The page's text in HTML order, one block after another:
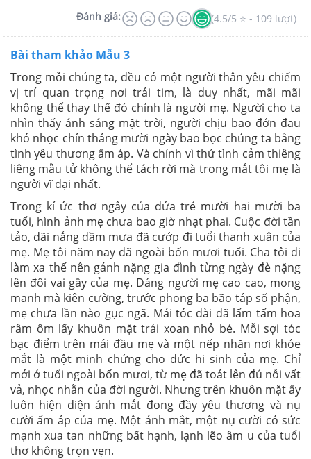
Đánh giá: (4.5/5 ⭐ - 109 lượt)
Bài tham khảo Mẫu 3
Trong mỗi chúng ta, đều có một người thân yêu chiếm
vị trí quan trọng nơi trái tim, là duy nhất, mãi mãi
không thể thay thế đó chính là người mẹ. Người cho ta
nhìn thấy ánh sáng mặt trời, người chịu bao đớn đau
khó nhọc chín tháng mười ngày bao bọc chúng ta bằng
tình yêu thương ấm áp. Và chính vì thứ tình cảm thiêng
liêng mẫu tử không thể tách rời mà trong mắt tôi mẹ là
người vĩ đại nhất.
Trong kí ức thơ ngây của đứa trẻ mười hai mười ba
tuổi, hình ảnh mẹ chưa bao giờ nhạt phai. Cuộc đời tần
tảo, dãi nắng dầm mưa đã cướp đi tuổi thanh xuân của
mẹ. Mẹ tôi năm nay đã ngoài bốn mươi tuổi. Cha tôi đi
làm xa thế nên gánh nặng gia đình từng ngày đè nặng
lên đôi vai gầy của mẹ. Dáng người mẹ cao cao, mong
manh mà kiên cường, trước phong ba bão táp số phận,
mẹ chưa lần nào gục ngã. Mái tóc dài đã lấm tấm hoa
râm ôm lấy khuôn mặt trái xoan nhỏ bé. Mỗi sợi tóc
bạc điểm trên mái đầu mẹ và một nếp nhăn nơi khóe
mắt là một minh chứng cho đức hi sinh của mẹ. Chỉ
mới ở tuổi ngoài bốn mươi, từ mẹ đã toát lên đủ nỗi vất
vả, nhọc nhằn của đời người. Nhưng trên khuôn mặt ấy
luôn hiện diện ánh mắt đong đầy yêu thương và nụ
cười ấm áp của mẹ. Một ánh mắt, một nụ cười có sức
mạnh xua tan những bất hạnh, lạnh lẽo âm u của tuổi
thơ không trọn vẹn.